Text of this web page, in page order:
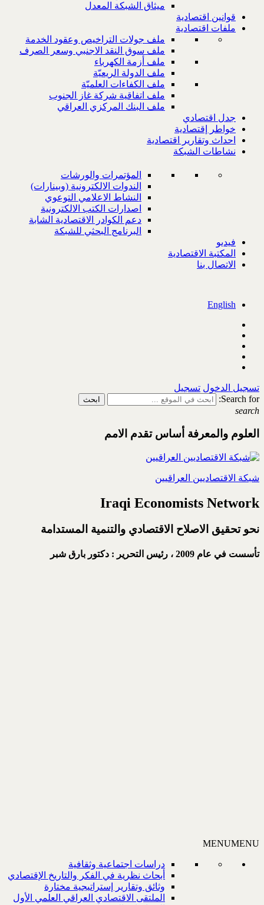
ميثاق الشبكة المعدل
قوانين اقتصادية
ملفات اقتصادية
ملف جولات التراخيص وعقود الخدمة
ملف سوق النقد الاجنبي وسعر الصرف
ملف أزمة الكهرباء
ملف الدولة الريعيّة
ملف الكفاءات العلميّة
ملف اتفاقية شركة غاز الجنوب
ملف البنك المركزي العراقي
جدل اقتصادي
خواطر إقتصادية
احداث وتقارير اقتصادية
نشاطات الشبكة
المؤتمرات والورشات
الندوات الالكترونية (وبينارات)
النشاط الاعلامي التوعوي
اصدارات الكتب الالكترونية
دعم الكوادر الاقتصادية الشابة
البرنامج البحثي للشبكة
فيديو
المكتبة الاقتصادية
الاتصال بنا
English
تسجيل الدخول تسجيل
Search for:
search
العلوم والمعرفة أساس تقدم الامم
شبكة الاقتصاديين العراقيين
Iraqi Economists Network
نحو تحقيق الاصلاح الاقتصادي والتنمية المستدامة
تأسست في عام 2009 ، رئيس التحرير : دكتور بارق شبر
MENUMENU
دراسات اجتماعية وثقافية
أبحاث نظرية في الفكر والتاريخ الإقتصادي
وثائق وتقارير إستراتيجية مختارة
الملتقى الاقتصادي العراقي العلمي الأول